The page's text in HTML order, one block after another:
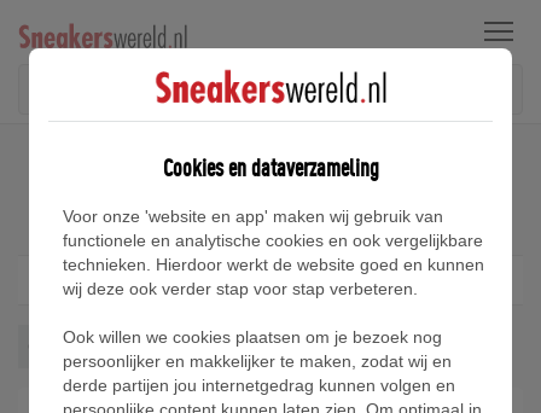
Menu
Nike G.T. Cut 3 Sneakers
Gt Cut 3 Wis alles
Cookies en dataverzameling
Voor onze 'website en app' maken wij gebruik van
functionele en analytische cookies en ook vergelijkbare
technieken. Hierdoor werkt de website goed en kunnen
wij deze ook verder stap voor stap verbeteren.
Ook willen we cookies plaatsen om je bezoek nog
persoonlijker en makkelijker te maken, zodat wij en
derde partijen jou internetgedrag kunnen volgen en